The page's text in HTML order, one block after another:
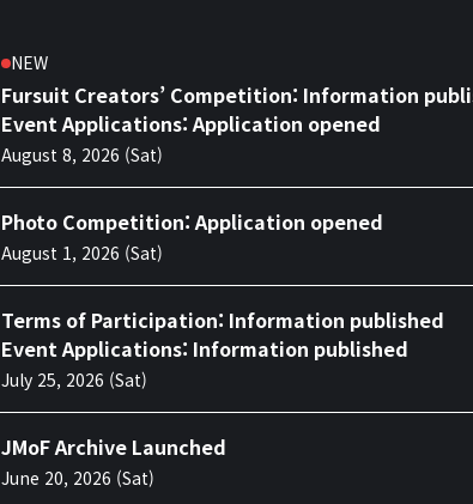
NEW
Fursuit Creators’ Competition: Information
Event Applications: Application opened
August 8, 2026 (Sat)
Photo Competition: Application opened
August 1, 2026 (Sat)
Terms of Participation: Information published
Event Applications: Information published
July 25, 2026 (Sat)
JMoF Archive Launched
June 20, 2026 (Sat)